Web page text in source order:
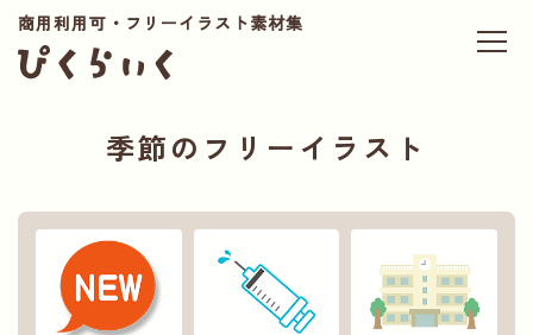
商用利用可・フリーイラスト素材集
季節のフリーイラスト